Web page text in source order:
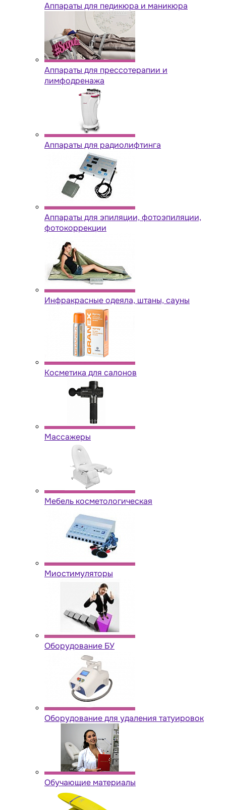
Аппараты для педикюра и маникюра
Аппараты для прессотерапии и
лимфодренажа
Аппараты для радиолифтинга
Аппараты для эпиляции, фотоэпиляции,
фотокоррекции
Инфракрасные одеяла, штаны, сауны
Косметика для салонов
Массажеры
Мебель косметологическая
Миостимуляторы
Оборудование БУ
Оборудование для удаления татуировок
Обучающие материалы